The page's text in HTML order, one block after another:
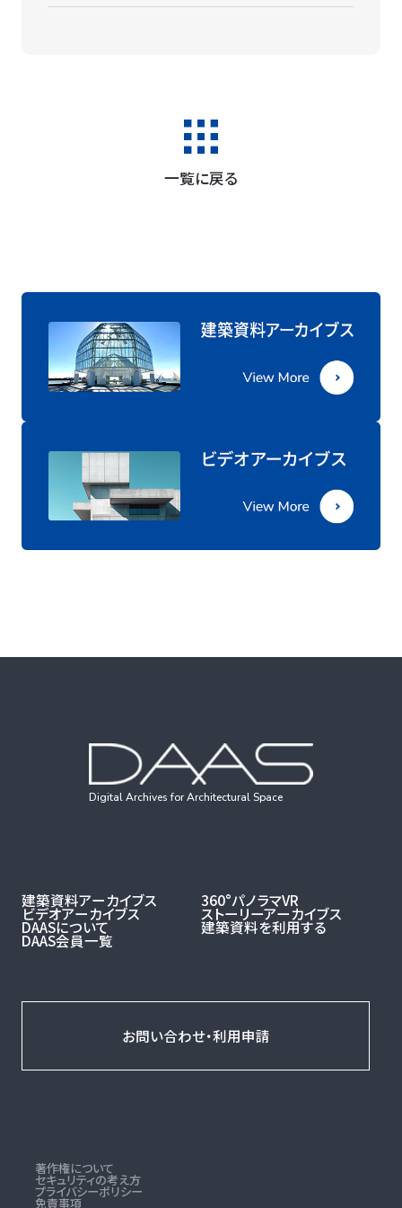
一覧に戻る
Digital Archives for Architectural Space
建築資料アーカイブス 360°パノラマVR
ビデオアーカイブス ストーリーアーカイブス
DAASについて 建築資料を利用する
DAAS会員一覧
お問い合わせ・利用申請
著作権について
セキュリティの考え方
プライバシーポリシー
免責事項